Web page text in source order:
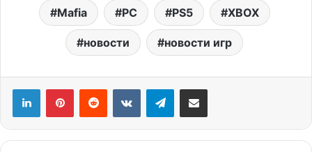
Mafia PC PS5 XBOX
новости новости игр